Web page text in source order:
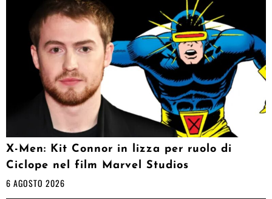
X-Men: Kit Connor in lizza per ruolo di
Ciclope nel film Marvel Studios
6 AGOSTO 2026